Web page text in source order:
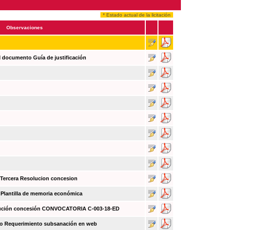
* Estado actual de la licitación
Observaciones
documento Guía de justificación
Resolucion concesion
de memoria económica
concesión CONVOCATORIA C-003-18-ED
Requerimiento subsanación en web